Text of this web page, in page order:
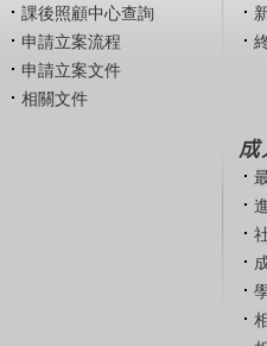
課後照顧中心查詢
申請立案流程
申請立案文件
相關文件